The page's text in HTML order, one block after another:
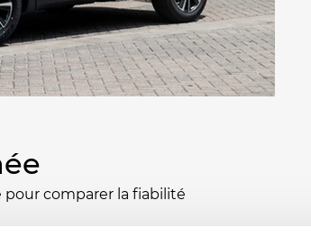
pour comparer la fiabilité